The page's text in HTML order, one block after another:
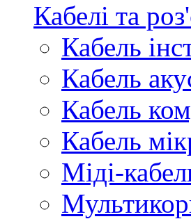
Кабелі та
Кабель
Кабель
Кабель
Кабель
Міді-